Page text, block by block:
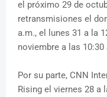
el próximo 29 de
retransmisiones el
a.m., el lunes 31 a la
noviembre a las 10:30
Por su parte, CNN
Rising el viernes 28 a